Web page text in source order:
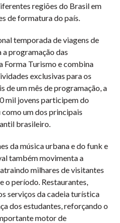
regiões do Brasil em
de formatura do país.
temporada de viagens de
programação das
Forma Turismo e combina
exclusivas para os
de um mês de programação, a
mil jovens participem do
um dos principais
brasileiro.
da música urbana e do funk e
também movimenta a
milhares de visitantes
o período. Restaurantes,
serviços da cadeia turística
dos estudantes, reforçando o
motor de